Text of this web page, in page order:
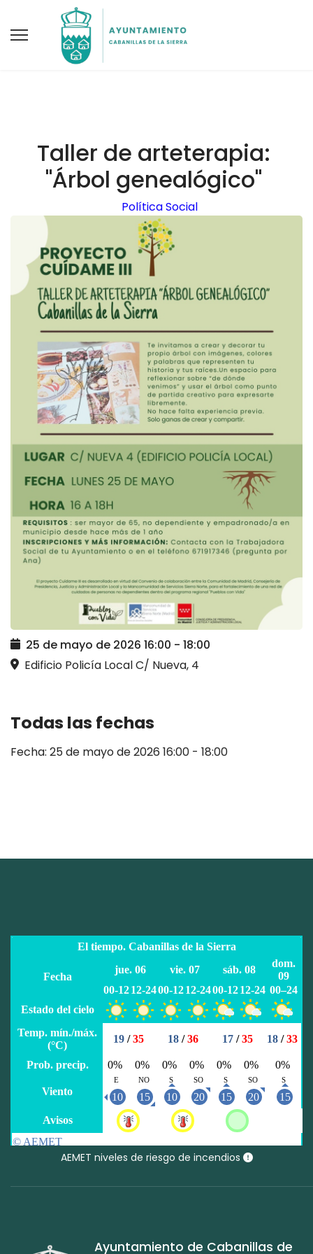
Taller de arteterapia:
"Árbol genealógico"
Política Social
25 de mayo de 2026 16:00 - 18:00
Edificio Policía Local C/ Nueva, 4
Todas las fechas
Fecha: 25 de mayo de 2026 16:00 - 18:00
AEMET niveles de riesgo de incendios
Ayuntamiento de Cabanillas de